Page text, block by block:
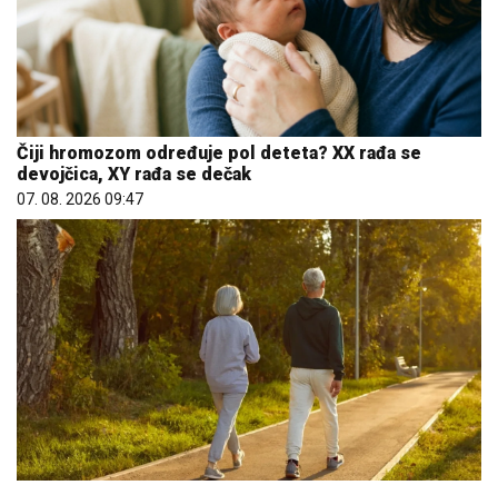
Čiji hromozom određuje pol deteta? XX rađa se
devojčica, XY rađa se dečak
07. 08. 2026 09:47